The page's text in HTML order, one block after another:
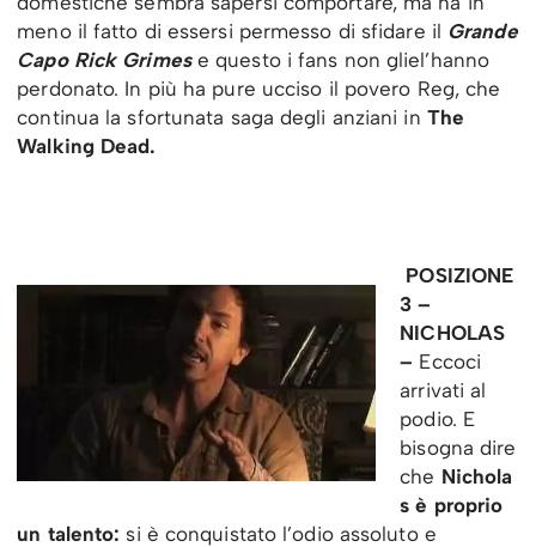
meno il fatto di essersi permesso di sfidare il Grande
Capo Rick Grimes e questo i fans non gliel’hanno
perdonato. In più ha pure ucciso il povero Reg, che
continua la sfortunata saga degli anziani in The
Walking Dead.
POSIZIONE
3 –
NICHOLAS
– Eccoci
arrivati al
podio. E
bisogna dire
che Nichola
s è proprio
un talento: si è conquistato l’odio assoluto e